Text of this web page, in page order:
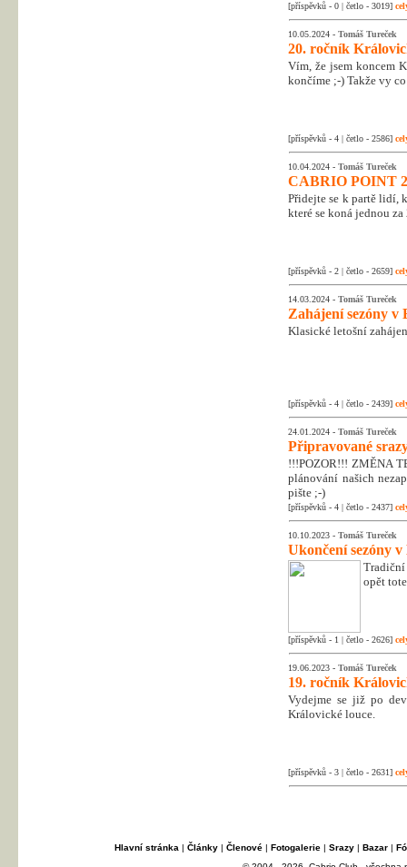
[příspěvků - 0 | četlo - 3019]
10.05.2024 - Tomáš Tureček
20. ročník
Vím, že jsem koncem
končíme ;-) Takže vy
[příspěvků - 4 | četlo - 2586]
10.04.2024 - Tomáš Tureček
CABRIO POINT
Přidejte se k partě lidí,
které se koná jednou
[příspěvků - 2 | četlo - 2659]
14.03.2024 - Tomáš Tureček
Zahájení sezóny v
Klasické letošní
[příspěvků - 4 | četlo - 2439]
24.01.2024 - Tomáš Tureček
Připravované
!!!POZOR!!! ZMĚNA
plánování našich
pište ;-)
[příspěvků - 4 | četlo - 2437]
10.10.2023 - Tomáš Tureček
Ukončení sezóny v
opět
[příspěvků - 1 | četlo - 2626]
19.06.2023 - Tomáš Tureček
19. ročník
Vydejme se již po
Královické louce.
[příspěvků - 3 | četlo - 2631]
Hlavní stránka | Články| Členové| Fotogalerie| Srazy| Bazar|